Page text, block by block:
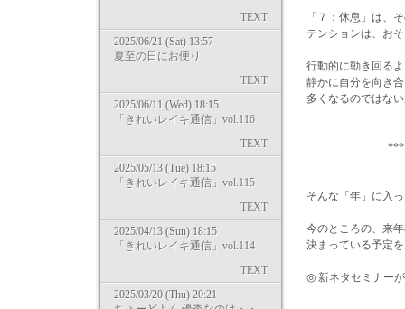
TEXT
2025/06/21 (Sat) 13:57
夏至の日にお便り
TEXT
2025/06/11 (Wed) 18:15
「きれいレイキ通信」vol.116
TEXT
2025/05/13 (Tue) 18:15
「きれいレイキ通信」vol.115
TEXT
2025/04/13 (Sun) 18:15
「きれいレイキ通信」vol.114
TEXT
2025/03/20 (Thu) 20:21
「７：休息」は、
テンションは、お
行動的に動き回る
静かに自分を向き
多くなるのではな
***
そんな「年」に入
今のところの、来
決まっている予定
◎ 新ネタセミナー